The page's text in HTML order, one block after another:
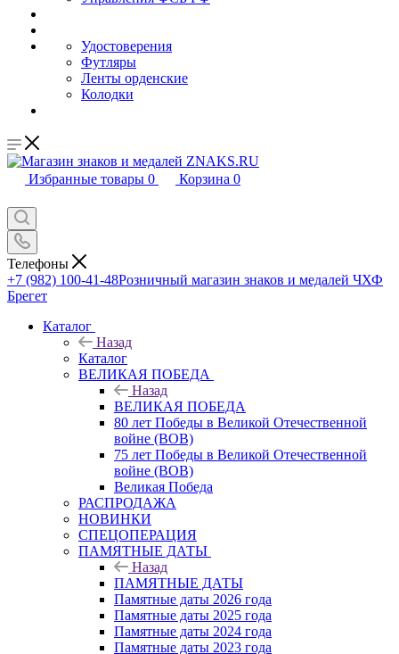
Удостоверения
Футляры
Ленты орденские
Колодки
Избранные товары 0 Корзина 0
Телефоны
+7 (982) 100-41-48Розничный магазин знаков и медалей ЧХФ
Брегет
Каталог
Назад
Каталог
ВЕЛИКАЯ ПОБЕДА
Назад
ВЕЛИКАЯ ПОБЕДА
80 лет Победы в Великой Отечественной
войне (ВОВ)
75 лет Победы в Великой Отечественной
войне (ВОВ)
Великая Победа
РАСПРОДАЖА
НОВИНКИ
СПЕЦОПЕРАЦИЯ
ПАМЯТНЫЕ ДАТЫ
Назад
ПАМЯТНЫЕ ДАТЫ
Памятные даты 2026 года
Памятные даты 2025 года
Памятные даты 2024 года
Памятные даты 2023 года